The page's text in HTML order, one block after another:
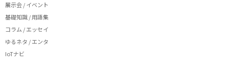
展示会 / イベント
基礎知識 / 用語集
コラム / エッセイ
ゆるネタ / エンタ
IoTナビ